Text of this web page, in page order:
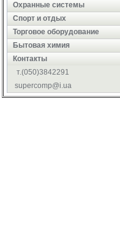
Охранные системы
Cпорт и отдых
Торговое оборудование
Бытовая химия
Контакты
т.(050)3842291
supercomp@i.ua